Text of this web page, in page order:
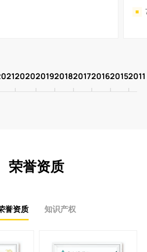
2020201920182017201620152011
荣誉资质
誉资质 知识产权